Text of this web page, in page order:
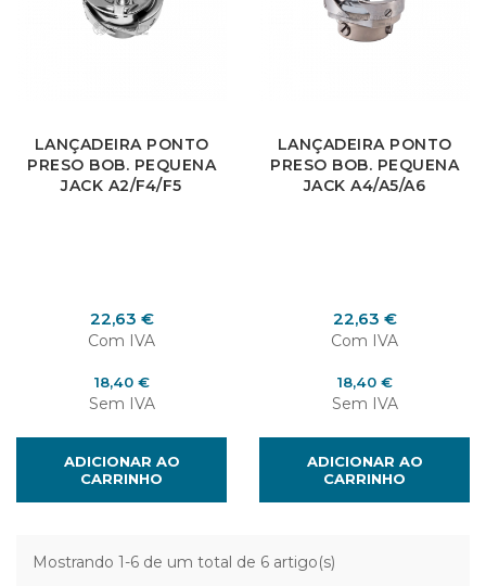
LANÇADEIRA PONTO
PRESO BOB. PEQUENA
JACK A2/F4/F5
Preço
22,63 €
Com IVA
Preço
18,40 €
Sem IVA
ADICIONAR AO
CARRINHO
LANÇADEIRA PONTO
PRESO BOB. PEQUENA
JACK A4/A5/A6
Preço
22,63 €
Com IVA
Preço
18,40 €
Sem IVA
ADICIONAR AO
CARRINHO
Mostrando 1-6 de um total de 6 artigo(s)